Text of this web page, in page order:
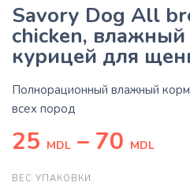
Savory Dog All
chicken,
курицей для
Полнорационный влажный
всех пород
25 MDL – 70 MDL
ВЕС УПАКОВКИ